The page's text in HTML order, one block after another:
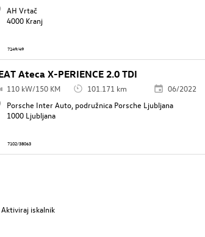
AH Vrtač
4000 Kranj
7149/49
Ateca X-PERIENCE 2.0 TDI
110 kW/150 KM 101.171 km
06/2022
Porsche Inter Auto, podružnica Porsche Ljubljana
1000 Ljubljana
7102/38063
Aktiviraj iskalnik